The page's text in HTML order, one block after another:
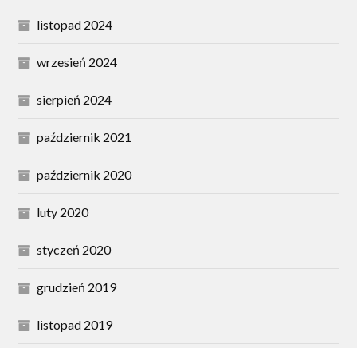
listopad 2024
wrzesień 2024
sierpień 2024
październik 2021
październik 2020
luty 2020
styczeń 2020
grudzień 2019
listopad 2019